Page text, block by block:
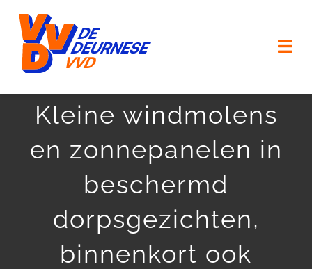
inhoud
HOME
VERKIEZINGSPROGRAMMA
ONZE MENSEN
ONZE (KERK) DORPEN
Kleine windmolens
en zonnepanelen in
beschermd
dorpsgezichten,
binnenkort ook